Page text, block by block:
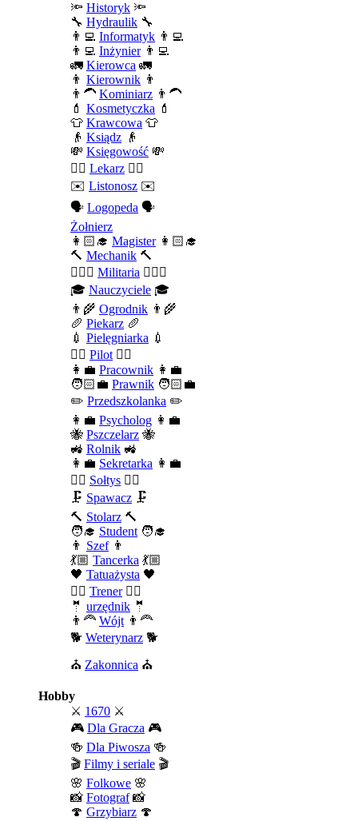
🔦 Historyk 🔦
🔧 Hydraulik 🔧
👨‍💻 Informatyk 👨‍💻
👨‍💻 Inżynier👨‍💻
🚛 Kierowca 🚛
👨 Kierownik 👨
👨‍🦱 Kominiarz 👨‍🦱
💄 Kosmetyczka 💄
👕 Krawcowa 👕
👴 Ksiądz 👴
💸 Księgowość 💸
👨‍⚕️ Lekarz 👨‍⚕️
✉️ Listonosz ✉️
🗣️ Logopeda 🗣️
Żołnierz
👩🏻‍🎓 Magister👩🏻‍🎓
🔨 Mechanik 🔨
💂🏻‍♂️ Militaria 💂🏻‍♂️
🎓 Nauczyciele 🎓
👨‍🌾 Ogrodnik 👨‍🌾
🥖 Piekarz 🥖
💉 Pielęgniarka 💉
👨‍✈️ Pilot 👨‍✈️
👩‍💼 Pracownik 👩‍💼
🧑🏻‍💼 Prawnik 🧑🏻‍💼
✏️ Przedszkolanka ✏️
👩‍💼 Psycholog 👩‍💼
🐝 Pszczelarz 🐝
🚜 Rolnik 🚜
👩‍💼 Sekretarka 👩‍💼
🧍‍♂️ Sołtys 🧍‍♂️
🗜️ Spawacz 🗜️
🔨 Stolarz 🔨
🧑‍🎓 Student 🧑‍🎓
👨 Szef👨
💃🏼 Tancerka 💃🏼
🖤 Tatuażysta 🖤
🏄‍♂️ Trener🏄‍♂️
🤵 urzędnik 🤵
👨‍🦰 Wójt 👨‍🦰
🐕 Weterynarz 🐕
⛪ Zakonnica ⛪
Hobby
⚔️ 1670 ⚔️
🎮 Dla Gracza 🎮
🍻 Dla Piwosza 🍻
🎬 Filmy i seriale 🎬
🌸 Folkowe 🌸
📸 Fotograf📸
🍄 Grzybiarz 🍄